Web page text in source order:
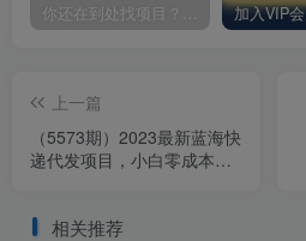
上一篇
（5573期）2023最新蓝海快
递代发项目，小白零成本照
相关推荐